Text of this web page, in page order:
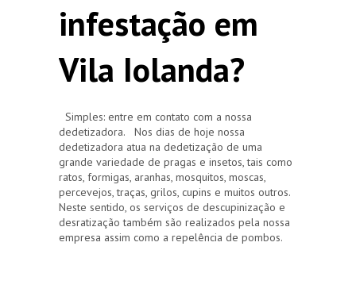
infestação em
Vila Iolanda?
Simples: entre em contato com a nossa
dedetizadora. Nos dias de hoje nossa
dedetizadora atua na dedetização de uma
grande variedade de pragas e insetos, tais como
ratos, formigas, aranhas, mosquitos, moscas,
percevejos, traças, grilos, cupins e muitos outros.
Neste sentido, os serviços de descupinização e
desratização também são realizados pela nossa
empresa assim como a repelência de pombos.